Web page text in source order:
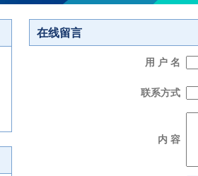
在线留言
用 户 名
联系方式
内 容